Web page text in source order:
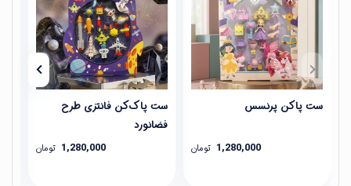
ست پاکن پرنسس
1,280,000 تومان
ست پاک‌کن فانتزی طرح
فضانورد
1,280,000 تومان